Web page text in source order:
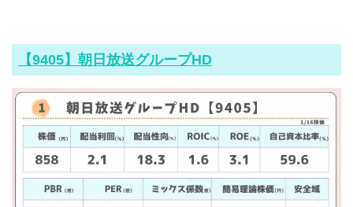
【9405】朝日放送グループHD